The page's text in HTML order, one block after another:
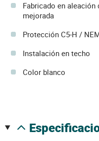
Fabricado en
mejorada
Protección C5-H /
Instalación en techo
Color blanco